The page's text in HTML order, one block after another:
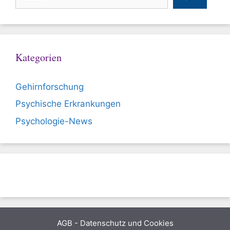
Kategorien
Gehirnforschung
Psychische Erkrankungen
Psychologie-News
AGB - Datenschutz und Cookies